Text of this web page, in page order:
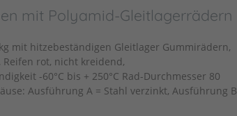
mit Polyamid-Gleitlagerrädern
mit hitzebeständigen Gleitlager Gummirädern,
Reifen rot, nicht kreidend,
-60°C bis + 250°C Rad-Durchmesser 80
Ausführung A = Stahl verzinkt, Ausführung B